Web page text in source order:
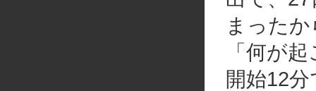
まった
「何が
開始12